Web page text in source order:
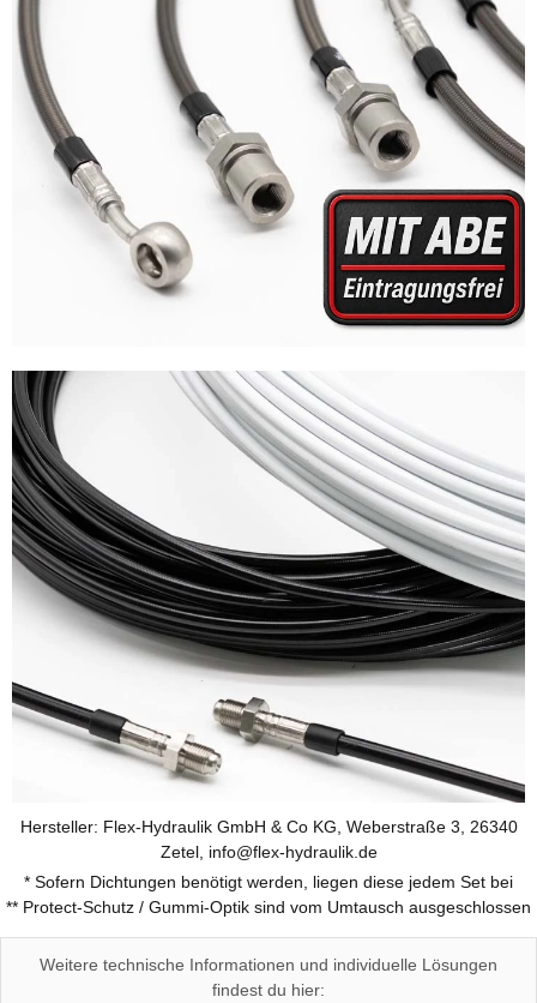
Hersteller: Flex-Hydraulik GmbH & Co KG, Weberstraße 3, 26340
Zetel, info@flex-hydraulik.de
* Sofern Dichtungen benötigt werden, liegen diese jedem Set bei
** Protect-Schutz / Gummi-Optik sind vom Umtausch ausgeschlossen
Weitere technische Informationen und individuelle Lösungen
findest du hier: